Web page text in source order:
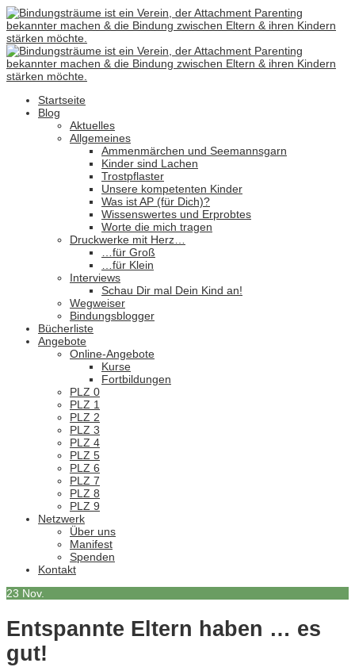
Startseite
Blog
Aktuelles
Allgemeines
Ammenmärchen und Seemannsgarn
Kinder sind Lachen
Trostpflaster
Unsere kompetenten Kinder
Was ist AP (für Dich)?
Wissenswertes und Erprobtes
Worte die mich tragen
Druckwerke mit Herz…
…für Groß
…für Klein
Interviews
Schau Dir mal Dein Kind an!
Wegweiser
Bindungsblogger
Bücherliste
Angebote
Online-Angebote
Kurse
Fortbildungen
PLZ 0
PLZ 1
PLZ 2
PLZ 3
PLZ 4
PLZ 5
PLZ 6
PLZ 7
PLZ 8
PLZ 9
Netzwerk
Über uns
Manifest
Spenden
Kontakt
23 Nov.
Entspannte Eltern haben … es
gut!